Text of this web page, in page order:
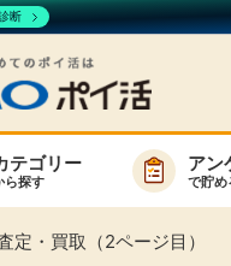
テゴリー
ら探す
アン
で貯め
定・買取（2ページ目）
断